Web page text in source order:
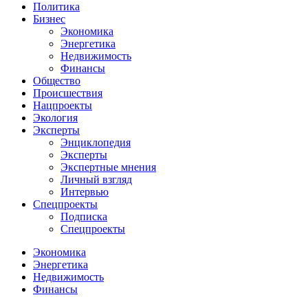
Политика
Бизнес
Экономика
Энергетика
Недвижимость
Финансы
Общество
Происшествия
Нацпроекты
Экология
Эксперты
Энциклопедия
Эксперты
Экспертные мнения
Личный взгляд
Интервью
Спецпроекты
Подписка
Спецпроекты
Экономика
Энергетика
Недвижимость
Финансы